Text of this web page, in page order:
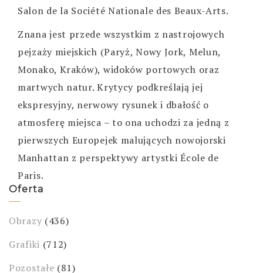
Salon de la Société Nationale des Beaux-Arts.
Znana jest przede wszystkim z nastrojowych
pejzaży miejskich (Paryż, Nowy Jork, Melun,
Monako, Kraków), widoków portowych oraz
martwych natur. Krytycy podkreślają jej
ekspresyjny, nerwowy rysunek i dbałość o
atmosferę miejsca – to ona uchodzi za jedną z
pierwszych Europejek malujących nowojorski
Manhattan z perspektywy artystki École de
Paris.
Oferta
Obrazy (436)
Grafiki (712)
Pozostałe (81)